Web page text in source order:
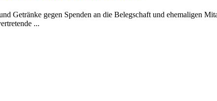
Getränke gegen Spenden an die Belegschaft und ehemaligen
...